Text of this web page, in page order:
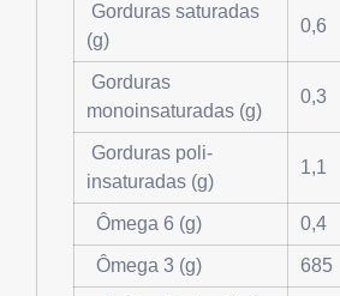
Gorduras saturadas
(g)
0,6
Gorduras
monoinsaturadas (g)
0,3
Gorduras poli-
insaturadas (g)
1,1
Ômega 6 (g) 0,4
Ômega 3 (g) 685